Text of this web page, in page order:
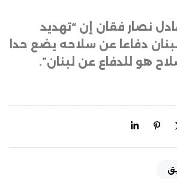
نصار فقان إن “تهديد
دفاعا عن سلاحه يضع حدا
هو للدفاع عن لبنان”.